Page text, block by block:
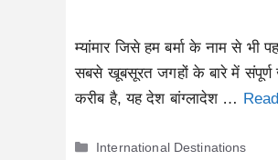
म्यांमार जिसे हम बर्मा के नाम से
सबसे खूबसूरत जगहों के बारे में संपूर्ण
करीब है, यह देश बांग्लादेश …
Categories
International Destinations